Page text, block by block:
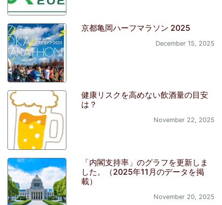
京都亀岡ハーフマラソン 2025
December 15, 2025
健康リスクを高めない飲酒量の目安
は？
November 22, 2025
「内閣支持率」のグラフを更新しま
した。（2025年11月のデータを掲
載）
November 20, 2025